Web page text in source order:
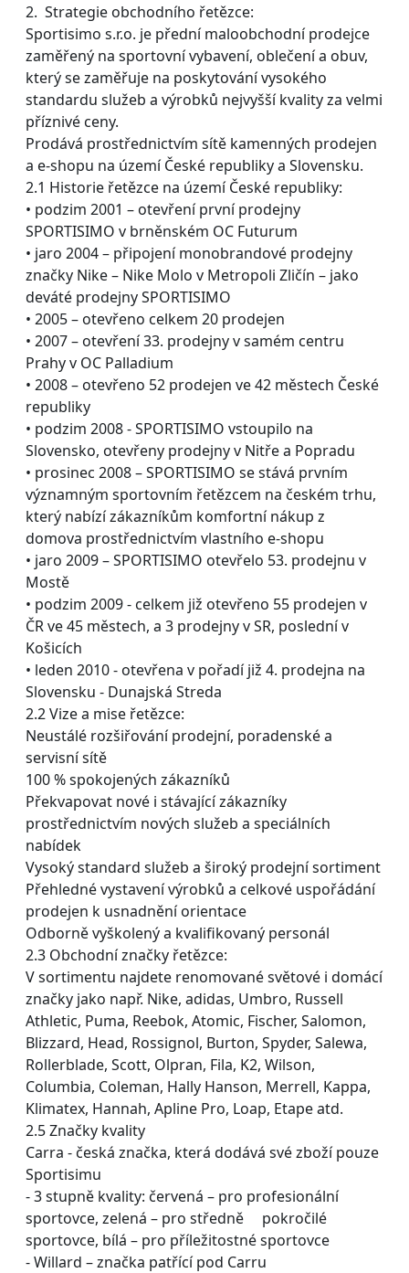
2. Strategie obchodního řetězce:
Sportisimo s.r.o. je přední maloobchodní prodejce
zaměřený na sportovní vybavení, oblečení a obuv,
který se zaměřuje na poskytování vysokého
standardu služeb a výrobků nejvyšší kvality za velmi
příznivé ceny.
Prodává prostřednictvím sítě kamenných prodejen
a e-shopu na území České republiky a Slovensku.
2.1 Historie řetězce na území České republiky:
• podzim 2001 – otevření první prodejny
SPORTISIMO v brněnském OC Futurum
• jaro 2004 – připojení monobrandové prodejny
značky Nike – Nike Molo v Metropoli Zličín – jako
deváté prodejny SPORTISIMO
• 2005 – otevřeno celkem 20 prodejen
• 2007 – otevření 33. prodejny v samém centru
Prahy v OC Palladium
• 2008 – otevřeno 52 prodejen ve 42 městech České
republiky
• podzim 2008 - SPORTISIMO vstoupilo na
Slovensko, otevřeny prodejny v Nitře a Popradu
• prosinec 2008 – SPORTISIMO se stává prvním
významným sportovním řetězcem na českém trhu,
který nabízí zákazníkům komfortní nákup z
domova prostřednictvím vlastního e-shopu
• jaro 2009 – SPORTISIMO otevřelo 53. prodejnu v
Mostě
• podzim 2009 - celkem již otevřeno 55 prodejen v
ČR ve 45 městech, a 3 prodejny v SR, poslední v
Košicích
• leden 2010 - otevřena v pořadí již 4. prodejna na
Slovensku - Dunajská Streda
2.2 Vize a mise řetězce:
Neustálé rozšiřování prodejní, poradenské a
servisní sítě
100 % spokojených zákazníků
Překvapovat nové i stávající zákazníky
prostřednictvím nových služeb a speciálních
nabídek
Vysoký standard služeb a široký prodejní sortiment
Přehledné vystavení výrobků a celkové uspořádání
prodejen k usnadnění orientace
Odborně vyškolený a kvalifikovaný personál
2.3 Obchodní značky řetězce:
V sortimentu najdete renomované světové i domácí
značky jako např. Nike, adidas, Umbro, Russell
Athletic, Puma, Reebok, Atomic, Fischer, Salomon,
Blizzard, Head, Rossignol, Burton, Spyder, Salewa,
Rollerblade, Scott, Olpran, Fila, K2, Wilson,
Columbia, Coleman, Hally Hanson, Merrell, Kappa,
Klimatex, Hannah, Apline Pro, Loap, Etape atd.
2.5 Značky kvality
Carra - česká značka, která dodává své zboží pouze
Sportisimu
- 3 stupně kvality: červená – pro profesionální
sportovce, zelená – pro středně pokročilé
sportovce, bílá – pro příležitostné sportovce
- Willard – značka patřící pod Carru